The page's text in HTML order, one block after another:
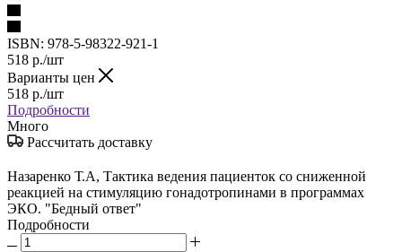
ISBN: 978-5-98322-921-1
518 р./шт
Варианты цен
518 р./шт
Подробности
Много
Рассчитать доставку
Назаренко Т.А, Тактика ведения пациенток со сниженной
реакцией на стимуляцию гонадотропинами в программах
ЭКО. "Бедный ответ"
Подробности